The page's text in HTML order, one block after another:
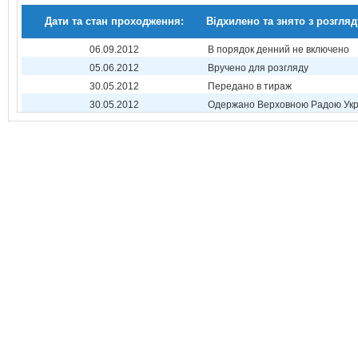
Дати та стан проходження: Відхилено та знято з
06.09.2012
В порядок денний не включено
05.06.2012
Вручено для розгляду
30.05.2012
Передано в тираж
30.05.2012
Одержано Верховною Радою